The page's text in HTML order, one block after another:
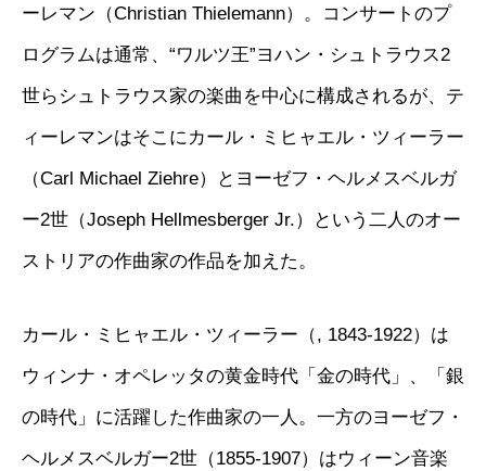
ーレマン（Christian Thielemann）。コンサートのプ
ログラムは通常、“ワルツ王”ヨハン・シュトラウス2
世らシュトラウス家の楽曲を中心に構成されるが、テ
ィーレマンはそこにカール・ミヒャエル・ツィーラー
（Carl Michael Ziehre）とヨーゼフ・ヘルメスベルガ
ー2世（Joseph Hellmesberger Jr.）という二人のオー
ストリアの作曲家の作品を加えた。
カール・ミヒャエル・ツィーラー（, 1843-1922）は
ウィンナ・オペレッタの黄金時代「金の時代」、「銀
の時代」に活躍した作曲家の一人。一方のヨーゼフ・
ヘルメスベルガー2世（1855-1907）はウィーン音楽